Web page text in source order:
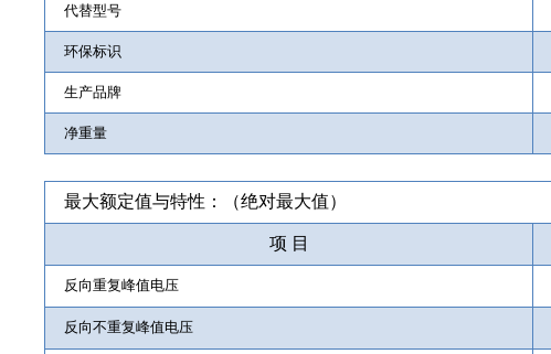
代替型号
环保标识
生产品牌
净重量
最大额定值与特性：（绝对最大值）
项 目
反向重复峰值电压
反向不重复峰值电压